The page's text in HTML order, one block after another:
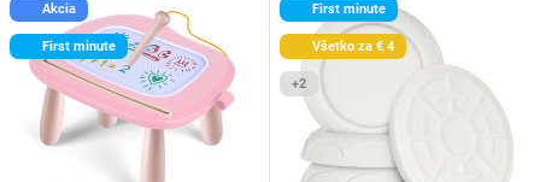
Akcia
First minute
First minute
Všetko za € 4
+2